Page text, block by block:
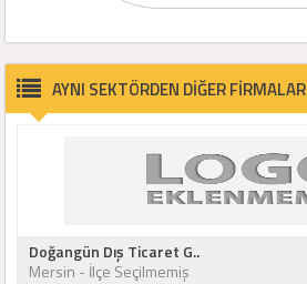
AYNI SEKTÖRDEN DİĞER FİRMALAR
Doğangün Dış Ticaret G..
Mersin - İlçe Seçilmemiş